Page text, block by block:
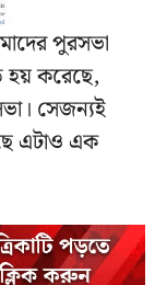
পুরসভা
হয় করেছে,
সেজন্যই
এটাও এক